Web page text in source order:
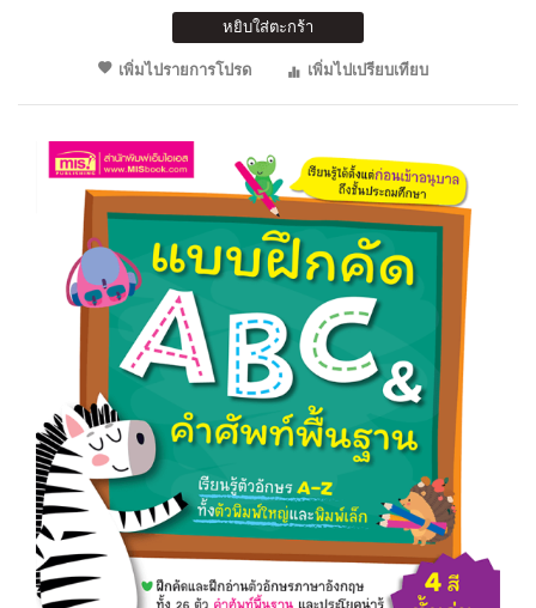
หยิบใส่ตะกร้า
เพิ่มไปรายการโปรด
เพิ่มไปเปรียบเทียบ